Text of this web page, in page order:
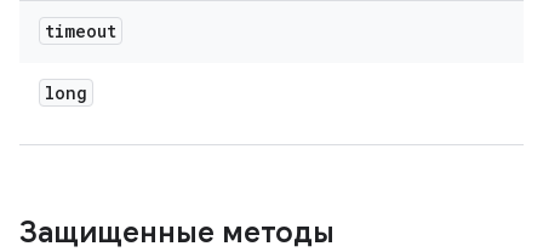
timeout
long
Защищенные методы